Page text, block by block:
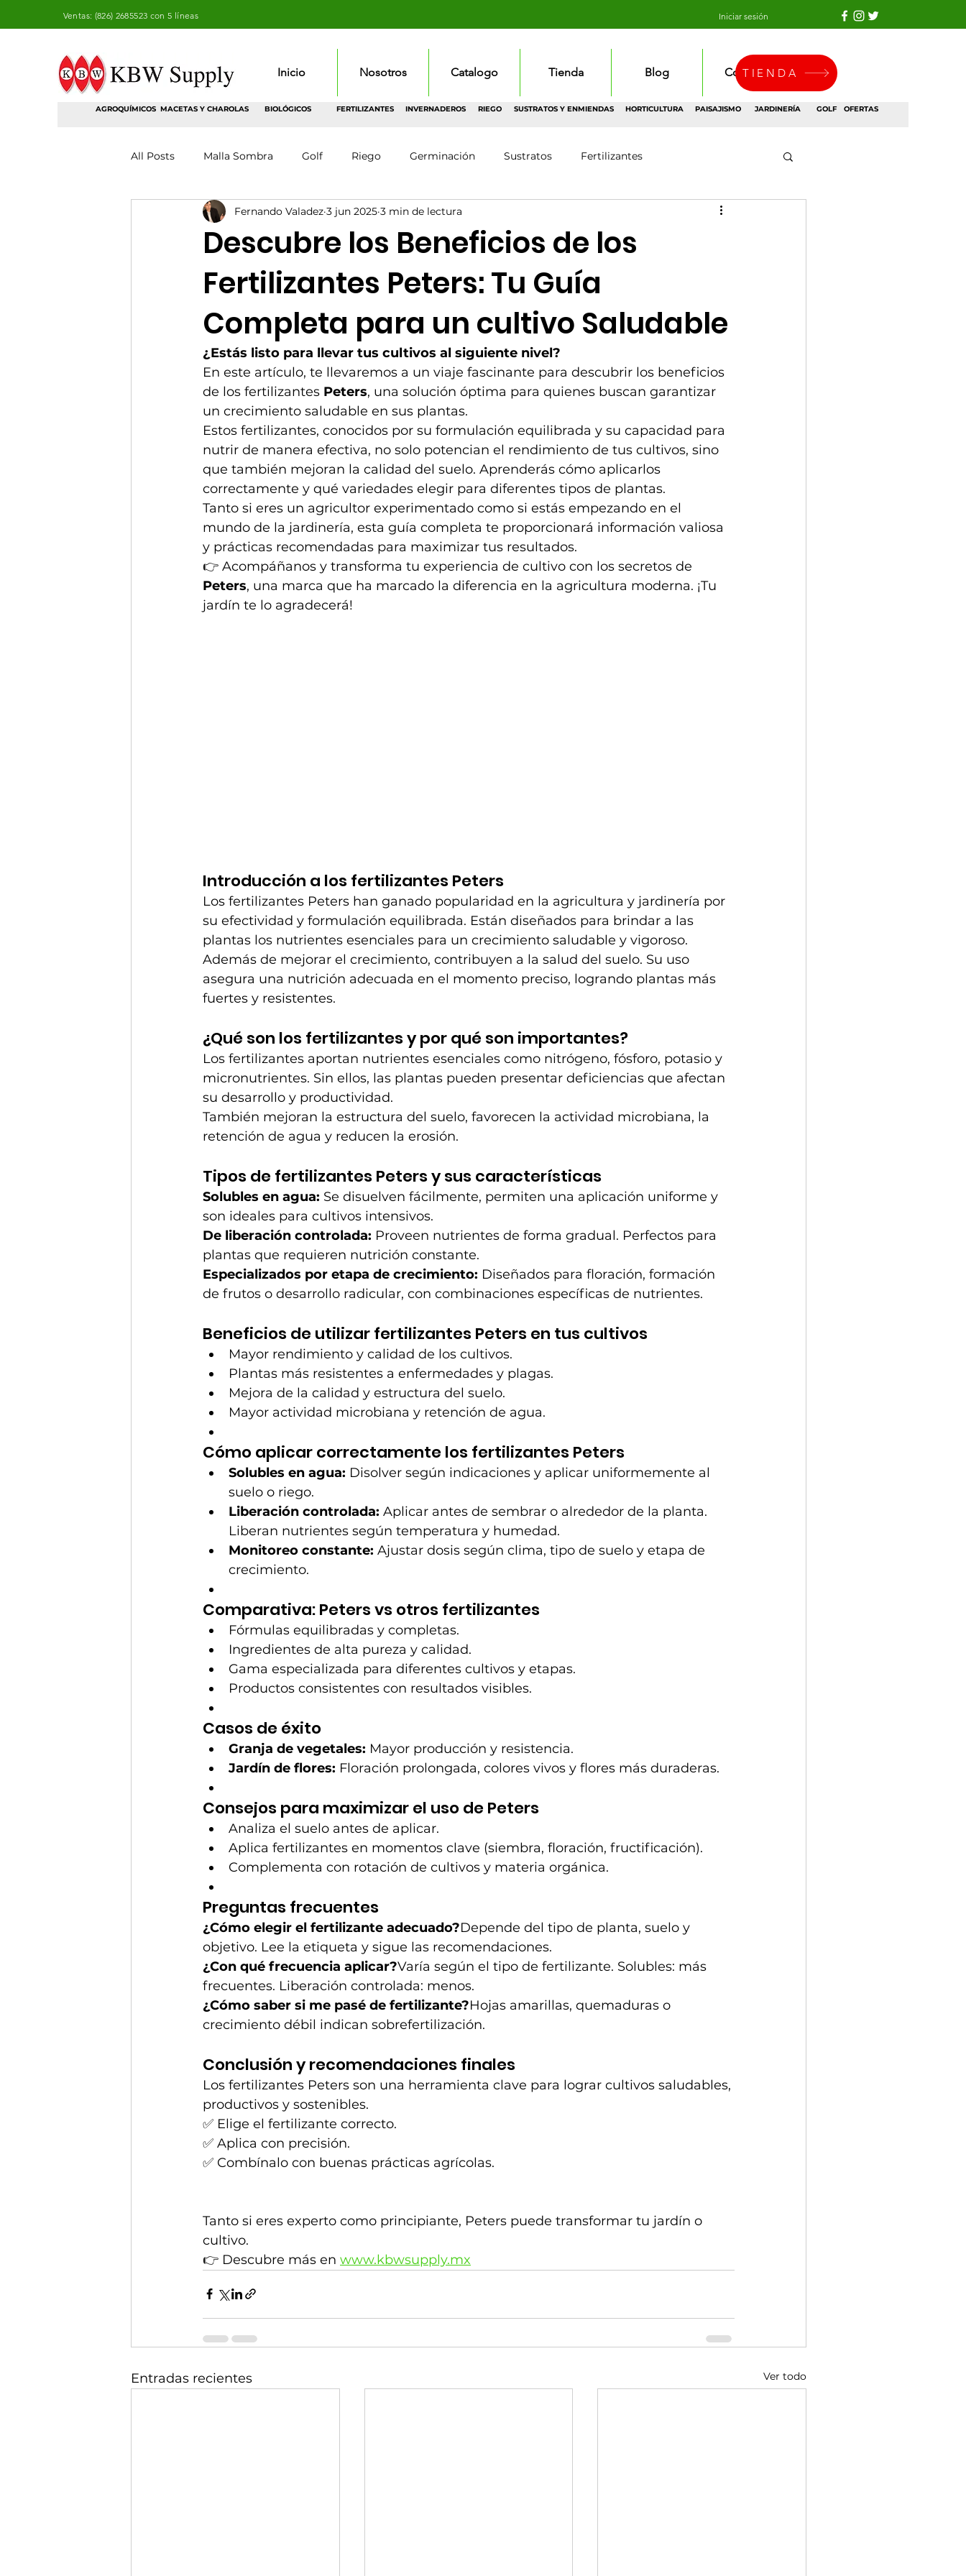
Ventas: (826) 2685523 con 5 líneas Iniciar sesión
Inicio Nosotros Catalogo Tienda Blog Contacto
TIENDA
AGROQUÍMICOS MACETAS Y CHAROLAS BIOLÓGICOS FERTILIZANTES INVERNADEROS RIEGO SUSTRATOS Y ENMIENDAS HORTICULTURA PAISAJISMO JARDINERÍA GOLF OFERTAS
All Posts Malla Sombra Golf Riego Germinación Sustratos Fertilizantes
Descubre los Beneficios de los
Fertilizantes Peters: Tu Guía
Completa para un cultivo Saludable
Fernando Valadez 3 jun 2025 3 min de lectura
¿Estás listo para llevar tus cultivos al siguiente nivel?
En este artículo, te llevaremos a un viaje fascinante para descubrir los beneficios
de los fertilizantes Peters, una solución óptima para quienes buscan garantizar
un crecimiento saludable en sus plantas.
Estos fertilizantes, conocidos por su formulación equilibrada y su capacidad para
nutrir de manera efectiva, no solo potencian el rendimiento de tus cultivos, sino
que también mejoran la calidad del suelo. Aprenderás cómo aplicarlos
correctamente y qué variedades elegir para diferentes tipos de plantas.
Tanto si eres un agricultor experimentado como si estás empezando en el
mundo de la jardinería, esta guía completa te proporcionará información valiosa
y prácticas recomendadas para maximizar tus resultados.
👉 Acompáñanos y transforma tu experiencia de cultivo con los secretos de
Peters, una marca que ha marcado la diferencia en la agricultura moderna. ¡Tu
jardín te lo agradecerá!
Introducción a los fertilizantes Peters
Los fertilizantes Peters han ganado popularidad en la agricultura y jardinería por
su efectividad y formulación equilibrada. Están diseñados para brindar a las
plantas los nutrientes esenciales para un crecimiento saludable y vigoroso.
Además de mejorar el crecimiento, contribuyen a la salud del suelo. Su uso
asegura una nutrición adecuada en el momento preciso, logrando plantas más
fuertes y resistentes.
¿Qué son los fertilizantes y por qué son importantes?
Los fertilizantes aportan nutrientes esenciales como nitrógeno, fósforo, potasio y
micronutrientes. Sin ellos, las plantas pueden presentar deficiencias que afectan
su desarrollo y productividad.
También mejoran la estructura del suelo, favorecen la actividad microbiana, la
retención de agua y reducen la erosión.
Tipos de fertilizantes Peters y sus características
Solubles en agua: Se disuelven fácilmente, permiten una aplicación uniforme y
son ideales para cultivos intensivos.
De liberación controlada: Proveen nutrientes de forma gradual. Perfectos para
plantas que requieren nutrición constante.
Especializados por etapa de crecimiento: Diseñados para floración, formación
de frutos o desarrollo radicular, con combinaciones específicas de nutrientes.
Beneficios de utilizar fertilizantes Peters en tus cultivos
Mayor rendimiento y calidad de los cultivos.
Plantas más resistentes a enfermedades y plagas.
Mejora de la calidad y estructura del suelo.
Mayor actividad microbiana y retención de agua.
Cómo aplicar correctamente los fertilizantes Peters
Solubles en agua: Disolver según indicaciones y aplicar uniformemente al
suelo o riego.
Liberación controlada: Aplicar antes de sembrar o alrededor de la planta.
Liberan nutrientes según temperatura y humedad.
Monitoreo constante: Ajustar dosis según clima, tipo de suelo y etapa de
crecimiento.
Comparativa: Peters vs otros fertilizantes
Fórmulas equilibradas y completas.
Ingredientes de alta pureza y calidad.
Gama especializada para diferentes cultivos y etapas.
Productos consistentes con resultados visibles.
Casos de éxito
Granja de vegetales: Mayor producción y resistencia.
Jardín de flores: Floración prolongada, colores vivos y flores más duraderas.
Consejos para maximizar el uso de Peters
Analiza el suelo antes de aplicar.
Aplica fertilizantes en momentos clave (siembra, floración, fructificación).
Complementa con rotación de cultivos y materia orgánica.
Preguntas frecuentes
¿Cómo elegir el fertilizante adecuado?Depende del tipo de planta, suelo y
objetivo. Lee la etiqueta y sigue las recomendaciones.
¿Con qué frecuencia aplicar?Varía según el tipo de fertilizante. Solubles: más
frecuentes. Liberación controlada: menos.
¿Cómo saber si me pasé de fertilizante?Hojas amarillas, quemaduras o
crecimiento débil indican sobrefertilización.
Conclusión y recomendaciones finales
Los fertilizantes Peters son una herramienta clave para lograr cultivos saludables,
productivos y sostenibles.
✅ Elige el fertilizante correcto.
✅ Aplica con precisión.
✅ Combínalo con buenas prácticas agrícolas.
Tanto si eres experto como principiante, Peters puede transformar tu jardín o
cultivo.
👉 Descubre más en www.kbwsupply.mx
Entradas recientes Ver todo